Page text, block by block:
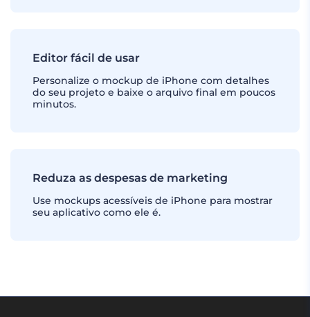
Editor fácil de usar
Personalize o mockup de iPhone com detalhes
do seu projeto e baixe o arquivo final em poucos
minutos.
Reduza as despesas de marketing
Use mockups acessíveis de iPhone para mostrar
seu aplicativo como ele é.